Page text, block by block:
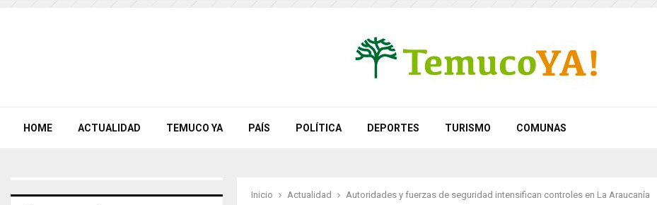
HOME ACTUALIDAD TEMUCO YA PAÍS POLÍTICA DEPORTES TURISMO COMUNAS
Inicio Actualidad Autoridades y fuerzas de seguridad intensifican controles en La Araucanía